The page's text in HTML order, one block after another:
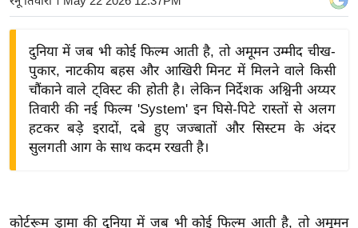
ने
द्यो
शे
दुनिया में जब भी कोई फिल्म आती है, तो अमूमन उम्मीद चीख-
पुकार, नाटकीय बहस और आखिरी मिनट में मिलने वाले किसी
चौंकाने वाले ट्विस्ट की होती है। लेकिन निर्देशक अश्विनी अय्यर
तिवारी की नई फिल्म 'System' इन घिसे-पिटे रास्तों से अलग
हटकर बड़े इरादों, दबे हुए जज्बातों और सिस्टम के अंदर
सुलगती आग के साथ कदम रखती है।
कोर्टरूम ड्रामा की दुनिया में जब भी कोई फिल्म आती है, तो अमूमन